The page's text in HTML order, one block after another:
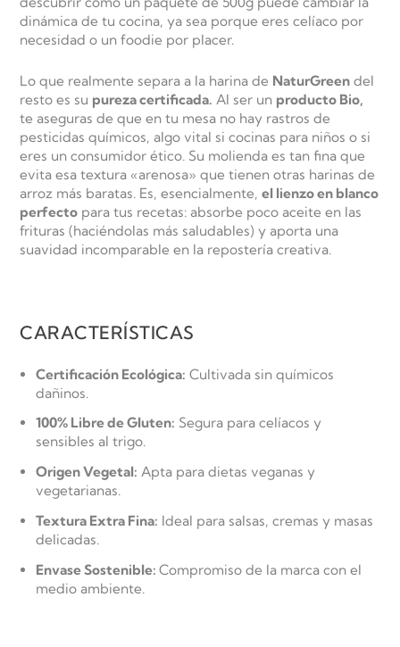
dinámica de tu cocina, ya sea porque eres celíaco por
necesidad o un foodie por placer.
Lo que realmente separa a la harina de NaturGreen del
resto es su pureza certificada. Al ser un producto Bio,
te aseguras de que en tu mesa no hay rastros de
pesticidas químicos, algo vital si cocinas para niños o si
eres un consumidor ético. Su molienda es tan fina que
evita esa textura «arenosa» que tienen otras harinas de
arroz más baratas. Es, esencialmente,el lienzo en blanco
perfecto para tus recetas: absorbe poco aceite en las
frituras (haciéndolas más saludables) y aporta una
suavidad incomparable en la repostería creativa.
CARACTERÍSTICAS
Certificación Ecológica: Cultivada sin químicos
dañinos.
100% Libre de Gluten: Segura para celíacos y
sensibles al trigo.
Origen Vegetal: Apta para dietas veganas y
vegetarianas.
Textura Extra Fina: Ideal para salsas, cremas y masas
delicadas.
Envase Sostenible: Compromiso de la marca con el
medio ambiente.